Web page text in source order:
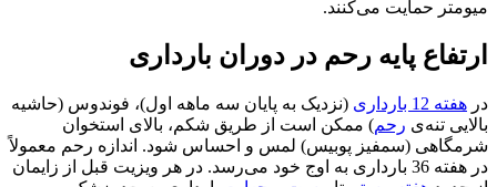
حمایت می‌کنند.
پایه رحم در دوران بارداری
12 بارداری
(نزدیک به پایان سه ماهه اول)، فوندوس (حاشیه
تنه‌یرحم ) ممکن است از طریق شکم، بالای استخوان
(سمفیز پوبیس) لمس و احساس شود. اندازه رحم معمولاً
در هفته 36 بارداری به اوج خود می‌رسد. در هر ویزیت قبل از زایمان